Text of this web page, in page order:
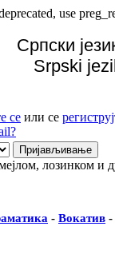
use
Српски
Srpski
се или се
лозинком и
- Вокатив -